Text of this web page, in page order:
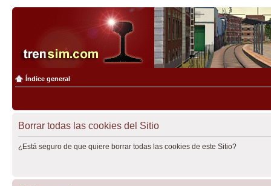
Índice general
Borrar todas las cookies del Sitio
¿Está seguro de que quiere borrar todas las cookies de este Sitio?